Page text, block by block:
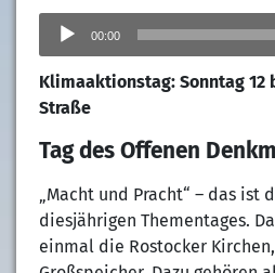
Audio-
Player
00:00
Klimaaktionstag: Sonntag 12
Straße
Tag des Offenen
„Macht und Pracht“ – das ist
diesjährigen Thementages.
einmal die Rostocker